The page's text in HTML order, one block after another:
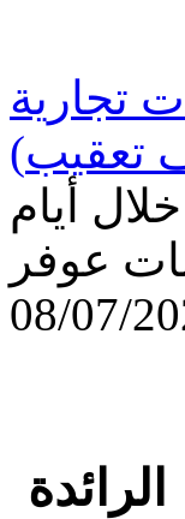
تجارية
أيام
عوفر
08/07/